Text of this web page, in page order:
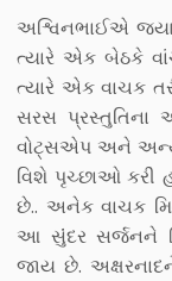
અશ્વિનભાઈએ
ત્યારે એક બેઠકે
ત્યારે એક વાચક
સરસ
વોટ્સએપ અને અન્ય
વિશે પૃચ્છાઓ કરી
છે.. અનેક વાચક
આ સુંંદર સર્જનને
જાય છે.